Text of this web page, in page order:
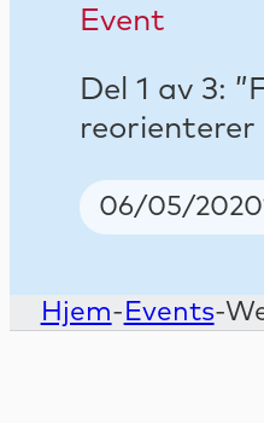
Event
Del 1 av 3:
reorienterer
Start Date
06/05/2020
Hjem- Events-